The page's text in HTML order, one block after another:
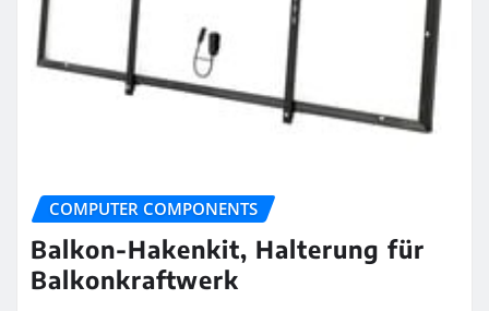
COMPUTER COMPONENTS
Balkon-Hakenkit, Halterung für
Balkonkraftwerk